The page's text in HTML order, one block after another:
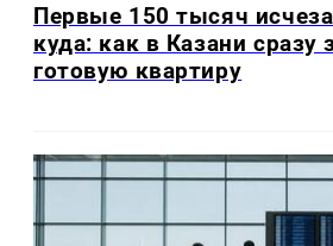
Первые 150 тысяч
куда: как в Казани сразу
готовую квартиру